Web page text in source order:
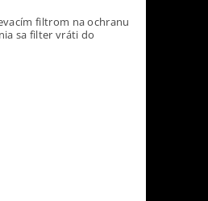
filtrom na ochranu
sa filter vráti do